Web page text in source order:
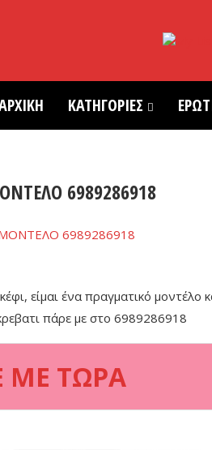
ΚΑΤΗΓΟΡΙΕΣ
6989286918
είμαι ένα πραγματικό μοντέλο
πάρε με στο 6989286918
ΜΕ ΤΩΡΑ